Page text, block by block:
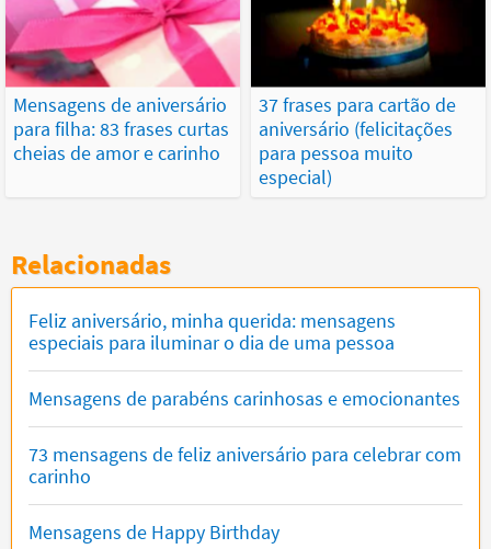
Mensagens de aniversário
para filha: 83 frases curtas
cheias de amor e carinho
37 frases para cartão de
aniversário (felicitações
para pessoa muito
especial)
Relacionadas
Feliz aniversário, minha querida: mensagens
especiais para iluminar o dia de uma pessoa
Mensagens de parabéns carinhosas e emocionantes
73 mensagens de feliz aniversário para celebrar com
carinho
Mensagens de Happy Birthday